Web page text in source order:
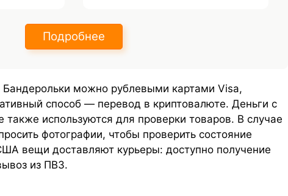
Подробнее
Бандерольки можно рублевыми картами Visa,
способ — перевод в криптовалюте. Деньги с
используются для проверки товаров. В случае
фотографии, чтобы проверить состояние
вещи доставляют курьеры: доступно получение
из ПВЗ.